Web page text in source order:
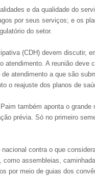
e da qualidade do
por seus serviços; e os
do setor.
(CDH) devem discutir,
A reunião deve
atendimento a que são
o reajuste dos planos de
também aponta o
prévia. Só no primeiro
contra o que
assembleias,
por meio de guias dos